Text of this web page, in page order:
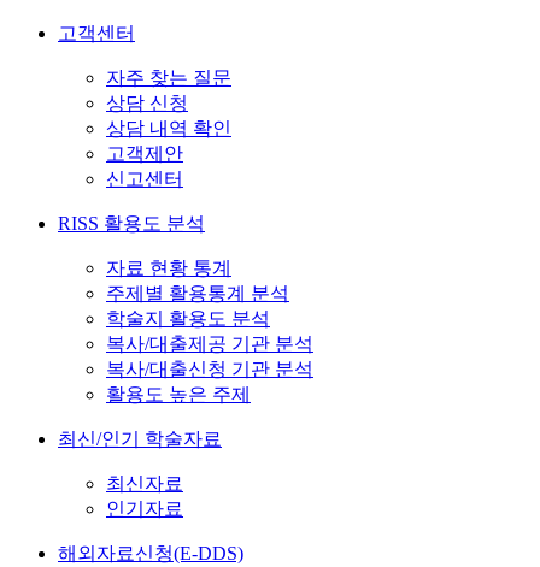
고객센터
자주 찾는 질문
상담 신청
상담 내역 확인
고객제안
신고센터
RISS 활용도 분석
자료 현황 통계
주제별 활용통계 분석
학술지 활용도 분석
복사/대출제공 기관 분석
복사/대출신청 기관 분석
활용도 높은 주제
최신/인기 학술자료
최신자료
인기자료
해외자료신청(E-DDS)